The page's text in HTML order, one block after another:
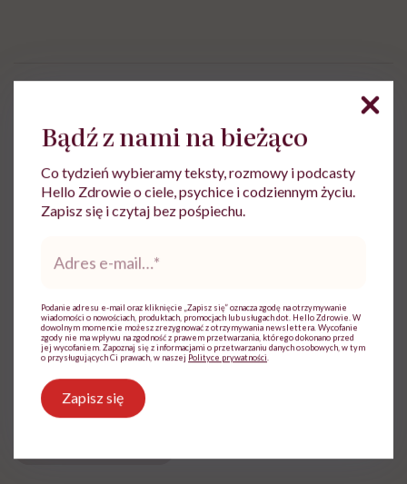
Dziennikarka, filolożka, politolożka,
reportażystka. Pisze, od kiedy pamięta, a w
międzyczasie lubi słuchać i obserwować
innych
Udostępnij
Jajka Wielkanoc
Bądź z nami na bieżąco
Co tydzień wybieramy teksty, rozmowy i podcasty
Hello Zdrowie o ciele, psychice i codziennym życiu.
Zapisz się i czytaj bez pośpiechu.
mail*
Podanie adresu e-mail oraz kliknięcie „Zapisz się” oznacza zgodę na otrzymywanie
wiadomości o nowościach, produktach, promocjach lub usługach dot. Hello Zdrowie. W
dowolnym momencie możesz zrezygnować z otrzymywania newslettera. Wycofanie
zgody nie ma wpływu na zgodność z prawem przetwarzania, którego dokonano przed
jej wycofaniem. Zapoznaj się z informacjami o przetwarzaniu danych osobowych, w tym
o przysługujących Ci prawach, w naszej Polityce prywatności
Zapisz się